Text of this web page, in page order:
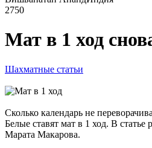
2750
Мат в 1 ход
Шахматные статьи
Сколько календарь не
Белые ставят мат в 1 ход. В статье
Марата Макарова.